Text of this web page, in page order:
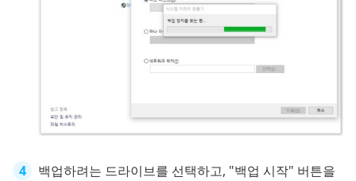
백업하려는 드라이브를 선택하고, "백업 시작" 버튼을